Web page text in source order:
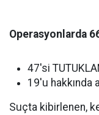
Operasyonlarda
47'si
19'u hakkında
Suçta kibirlenen,